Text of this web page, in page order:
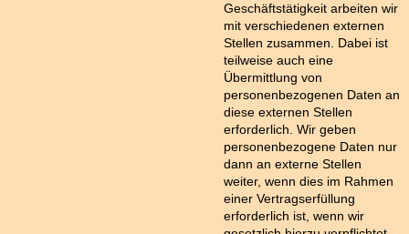
Geschäftstätigkeit arbeiten wir
mit verschiedenen externen
Stellen zusammen. Dabei ist
teilweise auch eine
Übermittlung von
personenbezogenen Daten an
diese externen Stellen
erforderlich. Wir geben
personenbezogene Daten nur
dann an externe Stellen
weiter, wenn dies im Rahmen
einer Vertragserfüllung
erforderlich ist, wenn wir